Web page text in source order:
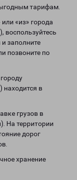
тарифам.
«из» города
воспользуйтесь
заполните
позвоните по
находится в
грузов в
На территории
дорог
хранение